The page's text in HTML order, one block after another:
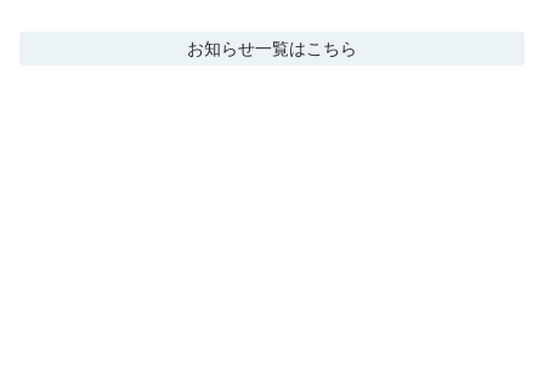
お知らせ一覧はこちら